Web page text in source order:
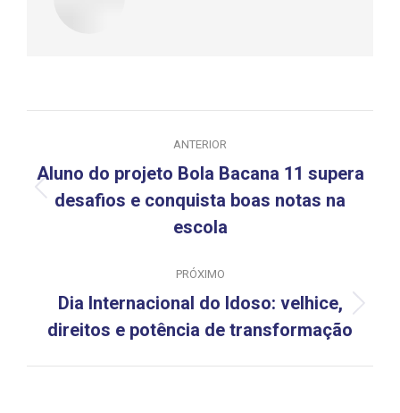
de
post:
ANTERIOR
Post
anterior:
Aluno do projeto Bola Bacana 11 supera
desafios e conquista boas notas na
escola
PRÓXIMO
Próximo
post:
Dia Internacional do Idoso: velhice,
direitos e potência de transformação